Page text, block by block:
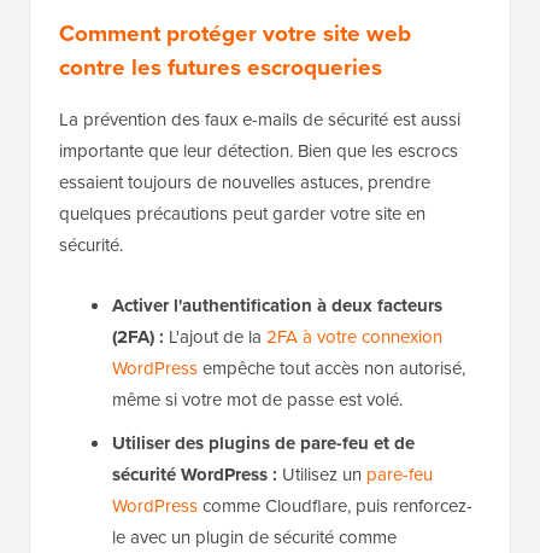
Comment protéger votre site web
contre les futures escroqueries
La prévention des faux e-mails de sécurité est aussi
importante que leur détection. Bien que les escrocs
essaient toujours de nouvelles astuces, prendre
quelques précautions peut garder votre site en
sécurité.
Activer l'authentification à deux facteurs
(2FA) : L'ajout de la 2FA à votre connexion
WordPressempêche tout accès non autorisé,
même si votre mot de passe est volé.
Utiliser des plugins de pare-feu et de
sécurité WordPress : Utilisez un pare-feu
WordPresscomme Cloudflare, puis renforcez-
le avec un plugin de sécurité comme